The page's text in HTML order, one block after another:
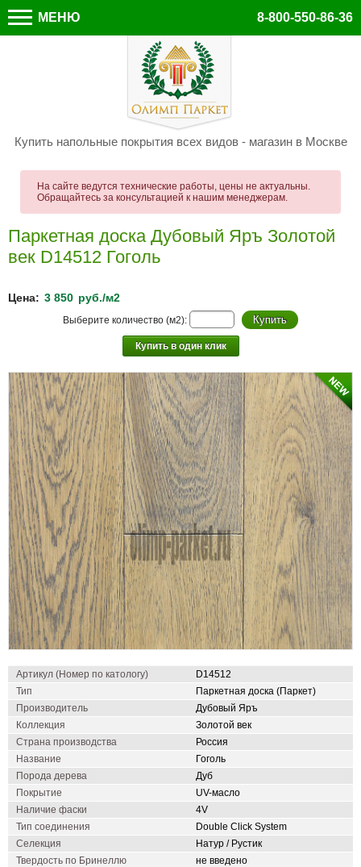
МЕНЮ 8-800-550-86-36
Купить напольные покрытия всех видов - магазин в Москве
На сайте ведутся технические работы, цены не актуальны.
Обращайтесь за консультацией к нашим менеджерам.
Паркетная доска Дубовый Яръ Золотой
век D14512 Гоголь
Цена: 3 850 руб./м2
Выберите количество (м2):
Купить в один клик
Артикул (Номер по катологу)
D14512
Тип
Паркетная доска (Паркет)
Производитель
Дубовый Яръ
Коллекция
Золотой век
Страна производства
Россия
Название
Гоголь
Порода дерева
Дуб
Покрытие
UV-масло
Наличие фаски
4V
Тип соединения
Double Click System
Селекция
Натур / Рустик
Твердость по Бринеллю
не введено